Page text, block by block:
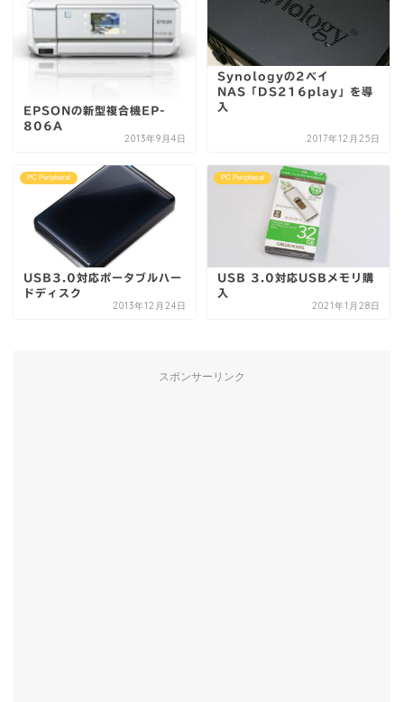
EPSONの新型複合機EP-
806A
2013年9月4日
Synologyの2ベイ
NAS「DS216play」を導
入
2017年12月25日
PC Peripheral
USB3.0対応ポータブルハー
ドディスク
2013年12月24日
PC Peripheral
USB 3.0対応USBメモリ購
入
2021年1月28日
スポンサーリンク